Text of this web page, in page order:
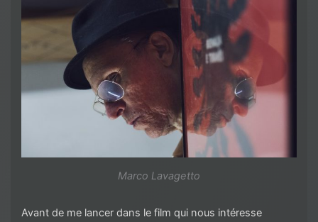
Marco Lavagetto
Avant de me lancer dans le film qui nous intéresse